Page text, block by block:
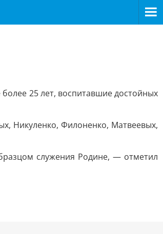
25 лет, воспитавшие достойных
Никуленко, Филоненко, Матвеевых,
служения Родине, — отметил